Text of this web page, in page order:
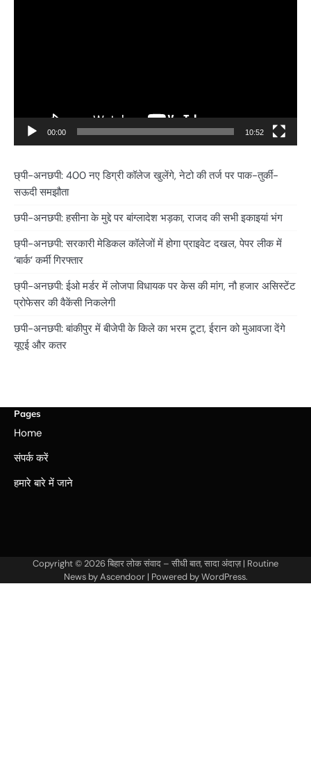
00:00 10:52
छ्पी-अनछपी: 400 नए डिग्री कॉलेज खुलेंगे, नेटो की तर्ज पर पाक-तुर्की-
सऊदी समझौता
छपी-अनछपी: हसीना के मुद्दे पर बांग्लादेश भड़का, राजद की सभी इकाइयां भंग
छ्पी-अनछपी: सरकारी मेडिकल कॉलेजों में होगा प्राइवेट दखल, पेपर लीक में
‘बार्क’ कर्मी गिरफ्तार
छ्पी-अनछपी: ईओ मर्डर में लोजपा विधायक पर केस की मांग, नौ हजार असिस्टेंट
प्रोफेसर की वैकेंसी निकलेगी
छपी-अनछपी: बांकीपुर में बीजेपी के किले का भरम टूटा, ईरान को मुआवजा देंगे
यूएई और कतर
Pages
Home
संपर्क करें
हमारे बारे में जाने
Copyright © 2026बिहार लोक संवाद – सीधी बात, सादा अंदाज़| Routine
News byAscendoor| Powered byWordPress.